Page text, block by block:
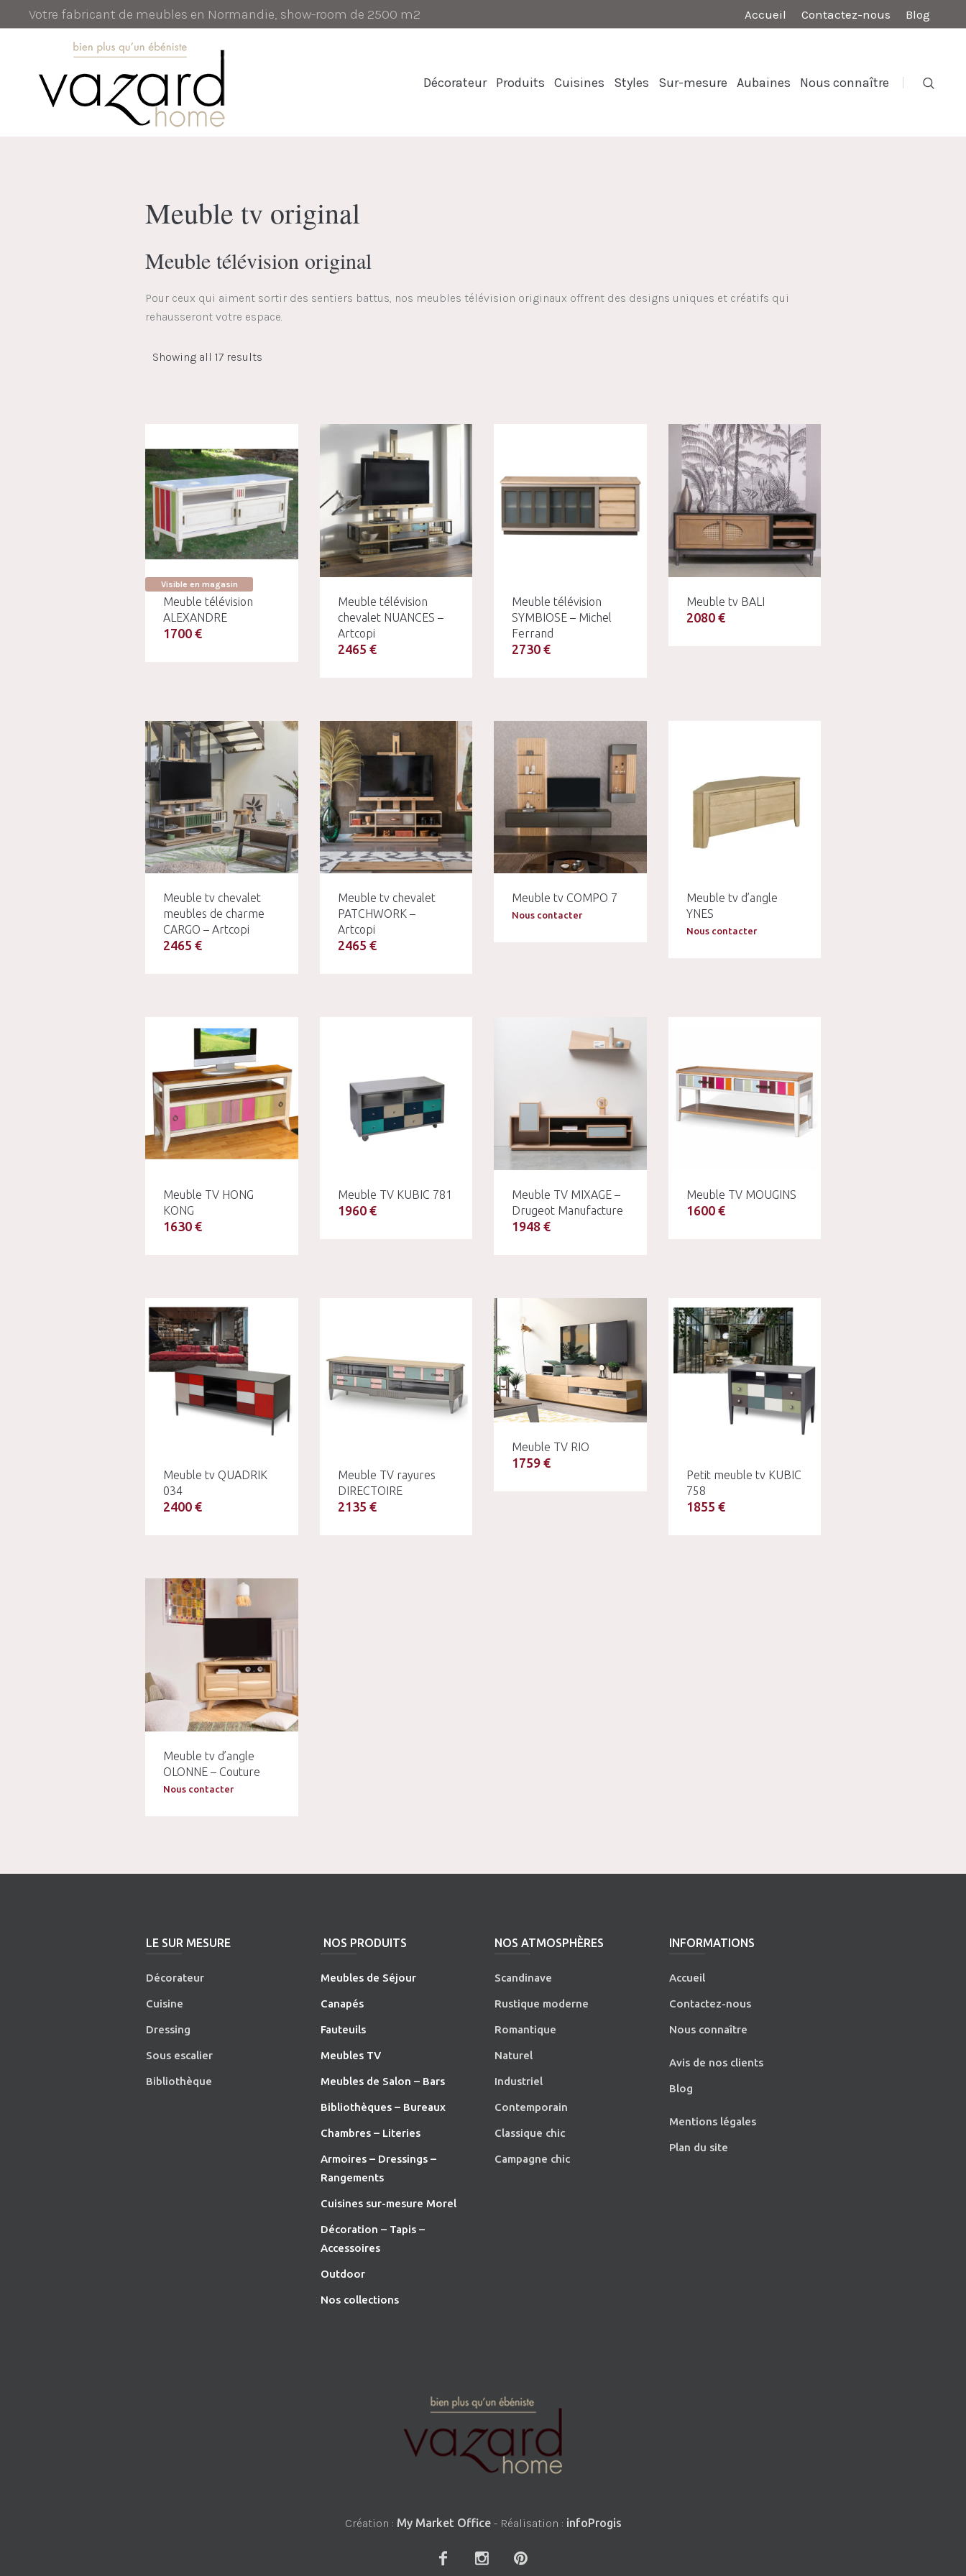
Accueil Contactez-nous Blog
Votre fabricant de meubles en Normandie, show-room de 2500 m2
Décorateur Produits Cuisines Styles Sur-mesure Aubaines Nous connaître
Meuble tv original
Meuble télévision original
Pour ceux qui aiment sortir des sentiers battus, nos meubles télévision originaux offrent des designs uniques et créatifs qui
rehausseront votre espace.
Showing all 17 results
Visible en magasin
Meuble télévision
ALEXANDRE
1700 €
Meuble télévision
chevalet NUANCES –
Artcopi
2465 €
Meuble télévision
SYMBIOSE – Michel
Ferrand
2730 €
Meuble tv BALI
2080 €
Meuble tv chevalet
meubles de charme
CARGO – Artcopi
2465 €
Meuble tv chevalet
PATCHWORK –
Artcopi
2465 €
Meuble tv COMPO 7
Nous contacter
Meuble tv d’angle
YNES
Nous contacter
Meuble TV HONG
KONG
1630 €
Meuble TV KUBIC 781
1960 €
Meuble TV MIXAGE –
Drugeot Manufacture
1948 €
Meuble TV MOUGINS
1600 €
Meuble tv QUADRIK
034
2400 €
Meuble TV rayures
DIRECTOIRE
2135 €
Meuble TV RIO
1759 €
Petit meuble tv KUBIC
758
1855 €
Meuble tv d’angle
OLONNE – Couture
Nous contacter
LE SUR MESURE
Décorateur
Cuisine
Dressing
Sous escalier
Bibliothèque
NOS PRODUITS
Meubles de Séjour
Canapés
Fauteuils
Meubles TV
Meubles de Salon – Bars
Bibliothèques – Bureaux
Chambres – Literies
Armoires – Dressings –
Rangements
Cuisines sur-mesure Morel
Décoration – Tapis –
Accessoires
Outdoor
Nos collections
NOS ATMOSPHÈRES
Scandinave
Rustique moderne
Romantique
Naturel
Industriel
Contemporain
Classique chic
Campagne chic
INFORMATIONS
Accueil
Contactez-nous
Nous connaître
Avis de nos clients
Blog
Mentions légales
Plan du site
Création : My Market Office- Réalisation : infoProgis